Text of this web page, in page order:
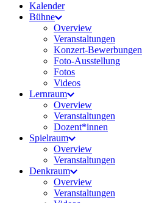
Kalender
Bühne
Overview
Veranstaltungen
Konzert-Bewerbungen
Foto-Ausstellung
Fotos
Videos
Lernraum
Overview
Veranstaltungen
Dozent*innen
Spielraum
Overview
Veranstaltungen
Denkraum
Overview
Veranstaltungen